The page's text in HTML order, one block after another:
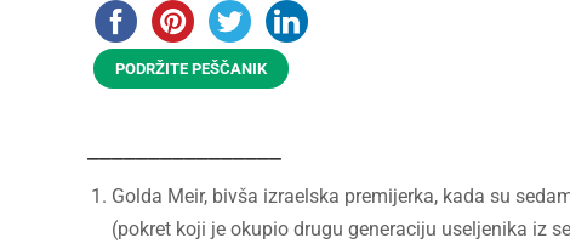
PODRŽITE PEŠČANIK
Golda Meir, bivša izraelska premijerka, kada su
(pokret koji je okupio drugu generaciju useljenika iz